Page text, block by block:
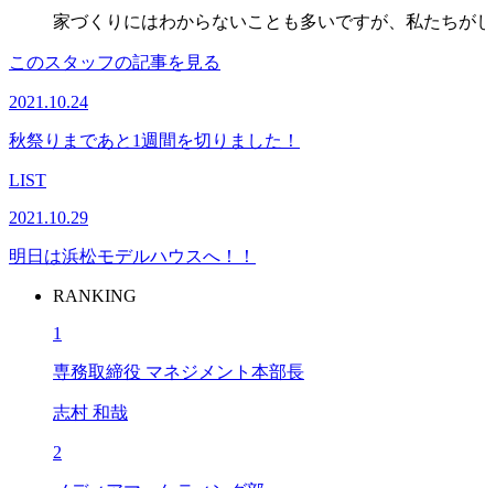
家づくりにはわからないことも多いですが、私たち
このスタッフの記事を見る
2021.10.24
秋祭りまであと1週間を切りました！
LIST
2021.10.29
明日は浜松モデルハウスへ！！
RANKING
1
専務取締役 マネジメント本部長
志村 和哉
2